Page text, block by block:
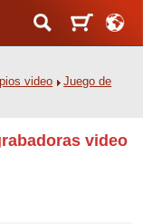
video
Juego de
video